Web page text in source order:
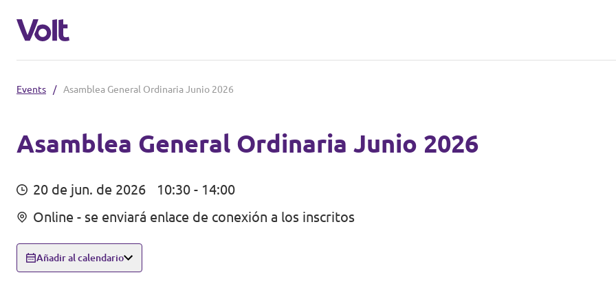
Conoce otros equipos de Volt
Volt Albania
Volt Austria
Volt Bulgaria
Personas
Events / Asamblea General Ordinaria Junio 2026
Asamblea General Ordinaria Junio 2026
20 de jun. de 2026
10:30 - 14:00
Online - se enviará enlace de conexión a los inscritos
Añadir al calendario